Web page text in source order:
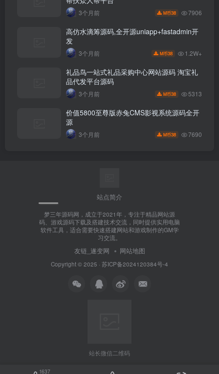
3个月前 M币38 7906
高仿水滴筹源码,全开源uniapp+fastadmin开
发
3个月前 M币38 1.2W+
礼品鸟一站式礼品采购中心网站源码 淘宝礼
品代发平台源码
3个月前 M币38 5313
价值5800至尊版赤兔CMS影视系统源码全开
源
3个月前 M币38 7690
站点简介
梦三年源码网，成立于2021年，专注于精品网站源
码、游戏源码下载及搭建技术交流，同时提供实用电脑
软件工具，适合需要快速搭建网站和游戏制作的GM学
习交流。
友链_遂变网 网站地图
Copyright © 2025 · 苏ICP备2024120384号-4
站长微信二维码
1637